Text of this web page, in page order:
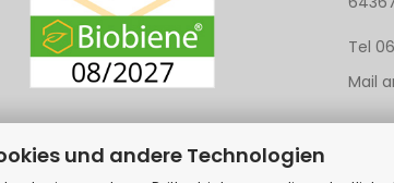
und andere Technologien
Tel
Mail